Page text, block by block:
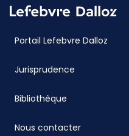
Portail Lefebvre Dalloz
Jurisprudence
Bibliothèque
Nous contacter